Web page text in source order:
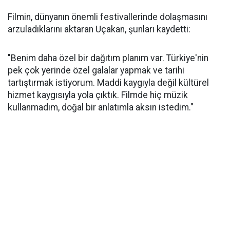
Filmin, dünyanın önemli festivallerinde dolaşmasını
arzuladıklarını aktaran Uçakan, şunları kaydetti:
"Benim daha özel bir dağıtım planım var. Türkiye'nin
pek çok yerinde özel galalar yapmak ve tarihi
tartıştırmak istiyorum. Maddi kaygıyla değil kültürel
hizmet kaygısıyla yola çıktık. Filmde hiç müzik
kullanmadım, doğal bir anlatımla aksın istedim."